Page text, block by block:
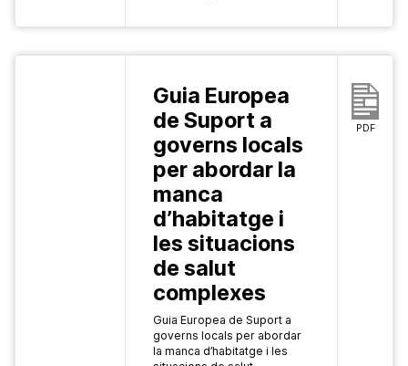
Guia Europea
de Suport a
governs locals
per abordar la
manca
d’habitatge i
les situacions
de salut
complexes
Guia Europea de Suport a
governs locals per abordar
la manca d’habitatge i les
PDF